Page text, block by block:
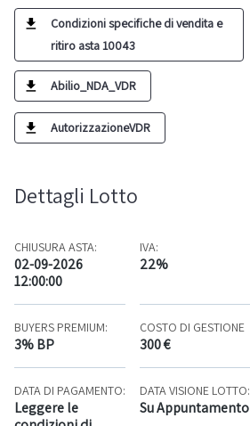
Condizioni specifiche di vendita e
ritiro asta 10043
Abilio_NDA_VDR
AutorizzazioneVDR
Dettagli Lotto
CHIUSURA ASTA:
02-09-2026
12:00:00
IVA:
22%
BUYERS PREMIUM:
3% BP
COSTO DI GESTIONE
300 €
DATA DI PAGAMENTO:
Leggere le
DATA VISIONE LOTTO:
Su Appuntamento